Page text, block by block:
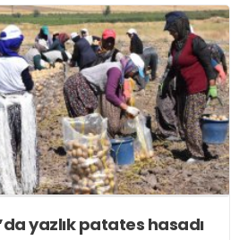
yazlık patates hasadı